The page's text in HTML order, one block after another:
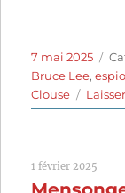
Publié
le
7 mai 2025
Bruce Lee,
Clouse
1 février 2025